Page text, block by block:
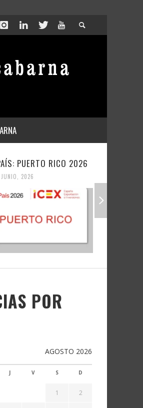
PUERTO RICO 2026
2026
POR
AGOSTO 2026
J V S D
1 2